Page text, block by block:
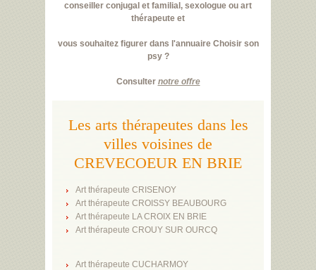
conseiller conjugal et familial, sexologue ou art
thérapeute et
vous souhaitez figurer dans l'annuaire Choisir son
psy ?
Consulter notre offre
Les arts thérapeutes dans les
villes voisines de
CREVECOEUR EN BRIE
Art thérapeute CRISENOY
Art thérapeute CROISSY BEAUBOURG
Art thérapeute LA CROIX EN BRIE
Art thérapeute CROUY SUR OURCQ
Art thérapeute CUCHARMOY